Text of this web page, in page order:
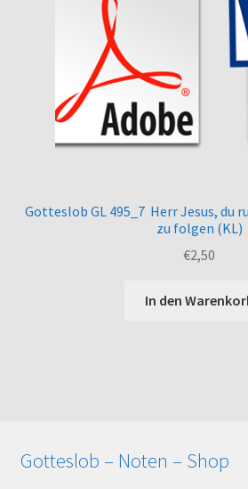
Gotteslob GL 495_7 Herr Jesus, du
zu folgen (KL)
€2,50
In den
Gotteslob – Noten – Shop